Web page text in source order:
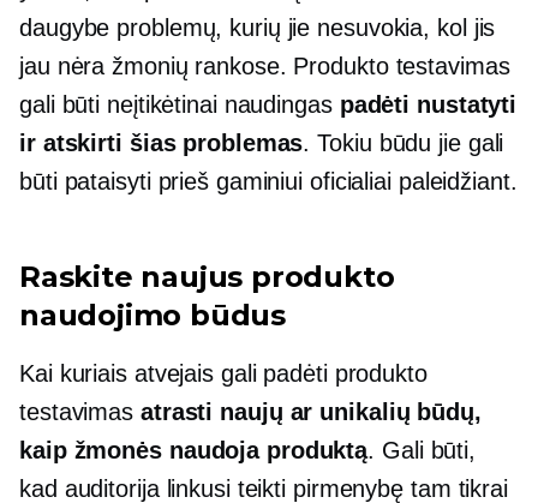
daugybe problemų, kurių jie nesuvokia, kol jis
jau nėra žmonių rankose. Produkto testavimas
gali būti neįtikėtinai naudingas padėti nustatyti
ir atskirti šias problemas. Tokiu būdu jie gali
būti pataisyti prieš gaminiui oficialiai paleidžiant.
Raskite naujus produkto
naudojimo būdus
Kai kuriais atvejais gali padėti produkto
testavimas atrasti naujų ar unikalių būdų,
kaip žmonės naudoja produktą. Gali būti,
kad auditorija linkusi teikti pirmenybę tam tikrai